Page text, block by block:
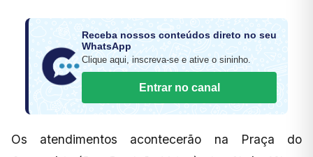
Receba nossos conteúdos direto no seu
WhatsApp
Clique aqui, inscreva-se e ative o sininho.
Entrar no canal
Os atendimentos acontecerão na Praça do